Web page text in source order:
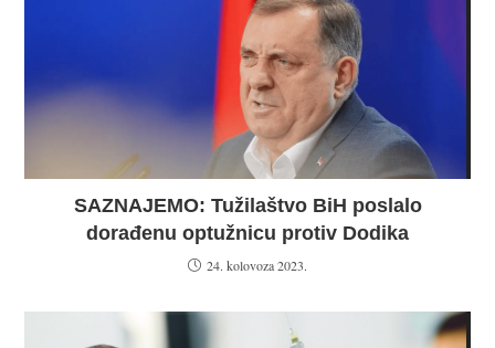
SAZNAJEMO: Tužilaštvo BiH poslalo
dorađenu optužnicu protiv Dodika
24. kolovoza 2023.